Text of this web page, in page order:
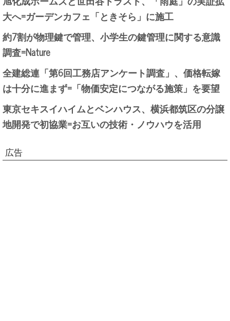
大へ=ガーデンカフェ「ときそら」に施工
約7割が物理鍵で管理、小学生の鍵管理に関する意識
調査=Nature
全建総連「第6回工務店アンケート調査」、価格転嫁
は十分に進まず=「物価安定につながる施策」を要望
東京セキスイハイムとベンハウス、横浜都筑区の分譲
地開発で初協業=お互いの技術・ノウハウを活用
広告